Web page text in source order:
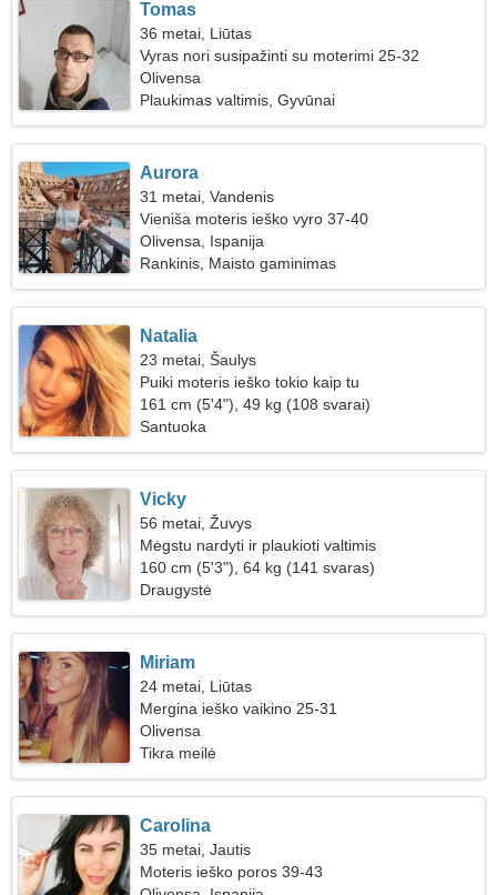
Tomas
36 metai, Liūtas
Vyras nori susipažinti su moterimi 25-32
Olivensa
Plaukimas valtimis, Gyvūnai
Aurora
31 metai, Vandenis
Vieniša moteris ieško vyro 37-40
Olivensa, Ispanija
Rankinis, Maisto gaminimas
Natalia
23 metai, Šaulys
Puiki moteris ieško tokio kaip tu
161 cm (5'4"), 49 kg (108 svarai)
Santuoka
Vicky
56 metai, Žuvys
Mėgstu nardyti ir plaukioti valtimis
160 cm (5'3"), 64 kg (141 svaras)
Draugystė
Miriam
24 metai, Liūtas
Mergina ieško vaikino 25-31
Olivensa
Tikra meilė
Carolina
35 metai, Jautis
Moteris ieško poros 39-43